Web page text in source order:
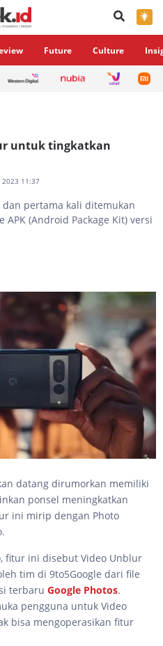
×
Future Culture
untuk tingkatkan
2023 11:37
pertama kali ditemukan
(Android Package Kit) versi
datang dirumorkan memiliki
ponsel meningkatkan
ini mirip dengan Photo
fitur ini disebut Video Unblur
tim di 9to5Google dari file
terbaru Google Photos.
pengguna untuk Video
bisa mengoperasikan fitur